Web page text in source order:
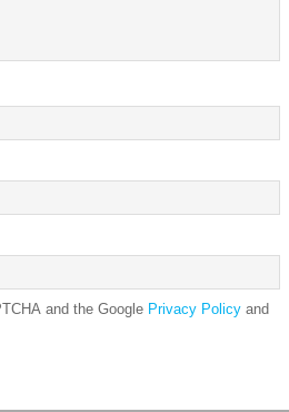
and the Google Privacy Policy and